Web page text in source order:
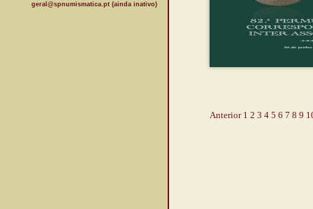
geral@spnumismatica.pt (ainda inativo)
Anterior 1 2 3 4 5 6 7 8 9